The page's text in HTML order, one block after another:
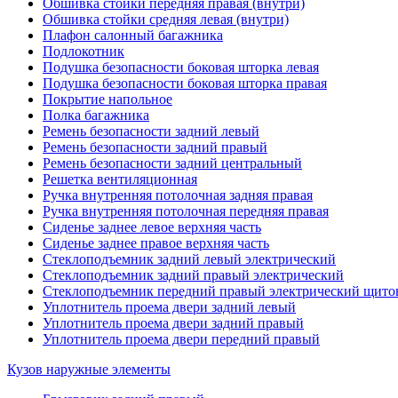
Обшивка стойки средняя левая (внутри)
Плафон салонный багажника
Подлокотник
Подушка безопасности боковая шторка левая
Подушка безопасности боковая шторка правая
Покрытие напольное
Полка багажника
Ремень безопасности задний левый
Ремень безопасности задний правый
Ремень безопасности задний центральный
Решетка вентиляционная
Ручка внутренняя потолочная задняя правая
Ручка внутренняя потолочная передняя правая
Сиденье заднее левое верхняя часть
Сиденье заднее правое верхняя часть
Стеклоподъемник задний левый электрический
Стеклоподъемник задний правый электрический
Стеклоподъемник передний правый электрический
Уплотнитель проема двери задний левый
Уплотнитель проема двери задний правый
Уплотнитель проема двери передний правый
Кузов наружные элементы